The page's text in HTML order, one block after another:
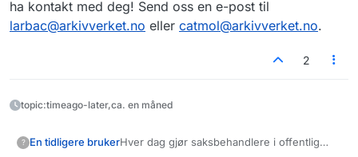
ha kontakt med deg! Send oss en e-post til
larbac@arkivverket.no eller catmol@arkivverket.no.
2
topic:timeago-later,ca. en måned
? En tidligere brukerHver dag gjør saksbehandlere i offentlig